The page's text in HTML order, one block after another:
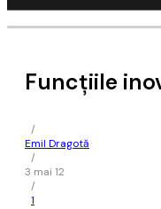
Funcțiile
/
Emil Dragotă
/
3 mai 12
/
1